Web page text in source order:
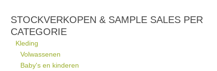
STOCKVERKOPEN & SAMPLE SALES PER
CATEGORIE
Kleding
Volwassenen
Baby's en kinderen